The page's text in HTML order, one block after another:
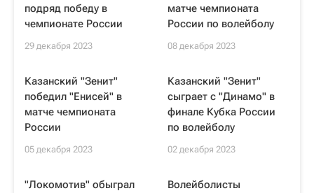
подряд победу в
чемпионате России
29 декабря 2023
матче чемпионата
России по волейболу
08 декабря 2023
Казанский "Зенит"
победил "Енисей" в
матче чемпионата
России
05 декабря 2023
Казанский "Зенит"
сыграет с "Динамо" в
финале Кубка России
по волейболу
02 декабря 2023
"Локомотив" обыграл
Волейболисты